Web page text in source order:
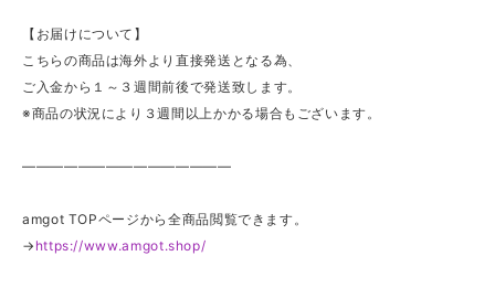
【お届けについて】
こちらの商品は海外より直接発送となる為、
ご入金から１～３週間前後で発送致します。
※商品の状況により３週間以上かかる場合もございます。
———————————————
amgot TOPページから全商品閲覧できます。
→ https://www.amgot.shop/